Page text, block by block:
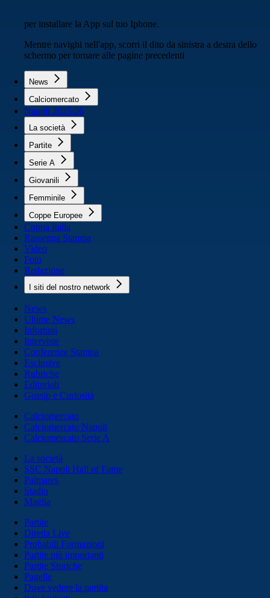
per installare la App sul tuo Iphone.
Mentre navighi nell'app, scorri il dito da sinistra a destra dello
schermo per tornare alle pagine precedenti
News
Calciomercato
Napoli 2025/26
La società
Partite
Serie A
Giovanili
Femminile
Coppe Europee
Coppa Italia
Rassegna Stampa
Video
Foto
Redazione
I siti del nostro network
News
Ultime News
Infortuni
Interviste
Conferenze Stampa
Esclusive
Rubriche
Editoriali
Gossip e Curiosità
Calciomercato
Calciomercato Napoli
Calciomercato Serie A
La società
SSC Napoli Hall of Fame
Palmares
Stadio
Maglia
Partite
Diretta Live
Probabili Formazioni
Partite più importanti
Partite Storiche
Pagelle
Dove vedere la partita